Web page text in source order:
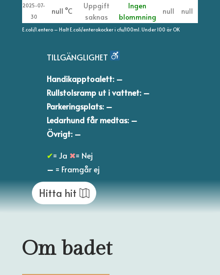
2025-07-
30
null °C
Uppgift
saknas
Ingen
blommning
null null
E.coli/I.entero – Halt E.coli/enterokocker i cfu/100ml. Under 100 är OK
TILLGÄNGLIGHET
Handikapptoalett: –
Rullstolsramp ut i vattnet: –
Parkeringsplats: –
Ledarhund får medtas: –
Övrigt: –
✔= Ja ✖= Nej
– = Framgår ej
Hitta hit
Om badet